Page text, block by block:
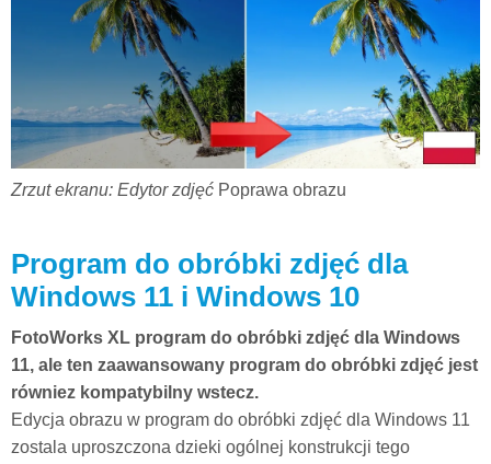
Zrzut ekranu: Edytor zdjęć Poprawa obrazu
Program do obróbki zdjęć dla
Windows 11 i Windows 10
FotoWorks XL program do obróbki zdjęć dla Windows
11, ale ten zaawansowany program do obróbki zdjęć jest
równiez kompatybilny wstecz.
Edycja obrazu w program do obróbki zdjęć dla Windows 11
zostala uproszczona dzieki ogólnej konstrukcji tego